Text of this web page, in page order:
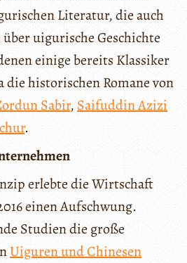
Literatur, die auch
uigurische Geschichte
einige bereits Klassiker
die historischen Romane von
Sabir, Saifuddin Azizi
.
erlebte die Wirtschaft
einen Aufschwung.
Studien die große
Uiguren und Chinesen